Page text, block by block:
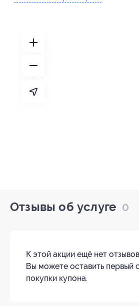
Отзывы об услуге 0
К этой акции ещё нет
Вы можете оставить первый
покупки купона.